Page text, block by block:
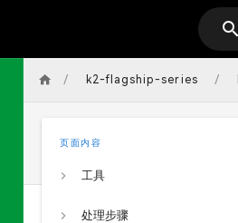
/ k2-flagship-series /
页面内容
工具
处理步骤